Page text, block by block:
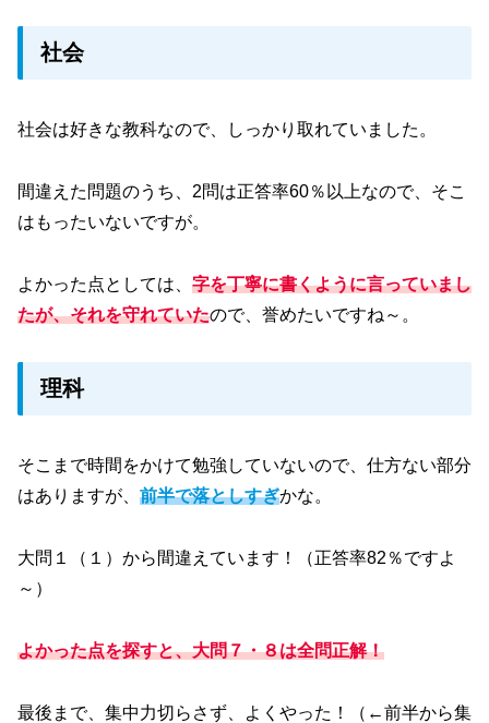
社会
社会は好きな教科なので、しっかり取れていました。
間違えた問題のうち、2問は正答率60％以上なので、そこ
はもったいないですが。
よかった点としては、 字を丁寧に書くように言っていまし
たが、それを守れていたので、誉めたいですね～。
理科
そこまで時間をかけて勉強していないので、仕方ない部分
はありますが、 前半で落としすぎかな。
大問１（１）から間違えています！（正答率82％ですよ
～）
よかった点を探すと、大問７・８は全問正解！
最後まで、集中力切らさず、よくやった！（←前半から集